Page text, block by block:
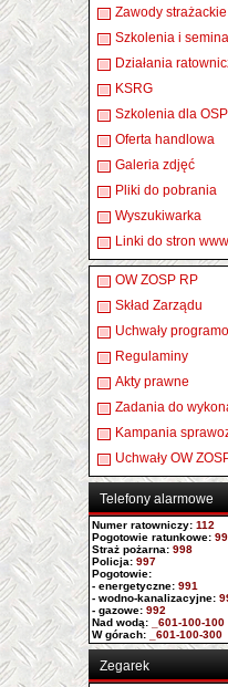
Zawody strażackie
Szkolenia i
Działania
KSRG
Szkolenia dla OSP
Oferta handlowa
Galeria zdjęć
Pliki do pobrania
Wyszukiwarka
Linki do stron www
OW ZOSP RP
Skład Zarządu
Uchwały
Regulaminy
Akty prawne
Zadania do
Kampania
Uchwały OW
Telefony alarmowe
Numer ratowniczy: 112
Pogotowie ratunkowe:
Straż pożarna: 998
Policja: 997
Pogotowie:
- energetyczne: 991
- wodno-kanalizacyjne:
- gazowe: 992
Nad wodą: _601-100-100
W górach: _601-100-300
Zegarek